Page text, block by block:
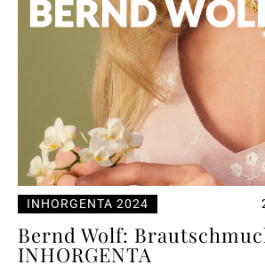
INHORGENTA 2024
Bernd Wolf:
INHORGENTA